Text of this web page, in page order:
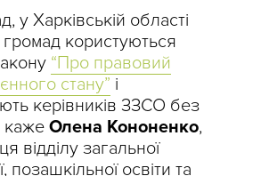
у Харківській області
громад користуються
“Про правовий
стану” і
керівників ЗЗСО без
каже Олена Кононенко,
відділу загальної
позашкільної освіти та